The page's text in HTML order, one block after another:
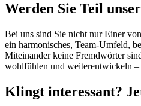
Werden Sie Teil
Bei uns sind Sie nicht nur Einer
ein harmonisches, Team-Umfeld,
Miteinander keine Fremdwörter
wohlfühlen und weiterentwickeln
Klingt interessant?